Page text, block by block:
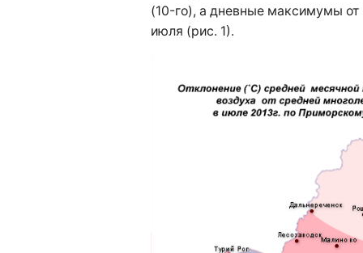
(10-го), а дневные максимумы от
июля (рис. 1).